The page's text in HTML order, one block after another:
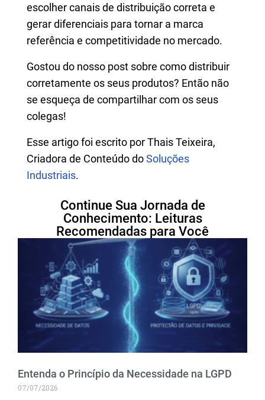
escolher canais de distribuição correta e
gerar diferenciais para tornar a marca
referência e competitividade no mercado.
Gostou do nosso post sobre como distribuir
corretamente os seus produtos? Então não
se esqueça de compartilhar com os seus
colegas!
Esse artigo foi escrito por Thais Teixeira,
Criadora de Conteúdo doSoluções
Industriais.
Continue Sua Jornada de
Conhecimento: Leituras
Recomendadas para Você
Entenda o Princípio da Necessidade na LGPD
07/07/2026